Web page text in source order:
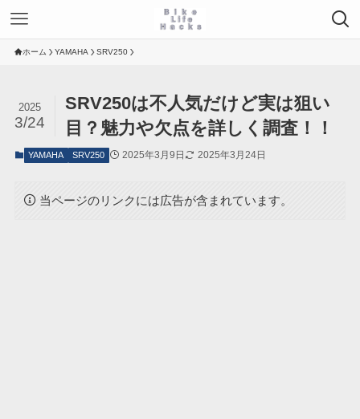
ホーム YAMAHA SRV250
SRV250は不人気だけど実は狙い
目？魅力や欠点を詳しく調査！！
2025
3/24
YAMAHA SRV250 2025年3月9日 2025年3月24日
当ページのリンクには広告が含まれています。